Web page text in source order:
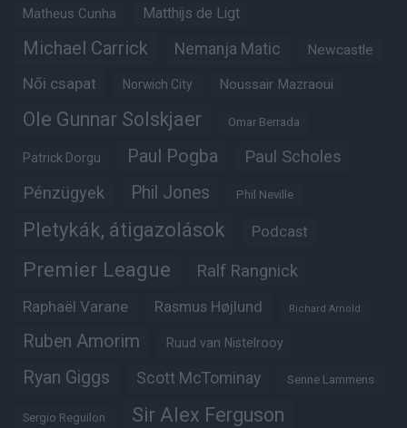
Matheus Cunha Matthijs de Ligt
Michael Carrick Nemanja Matic Newcastle
Női csapat Norwich City Noussair Mazraoui
Ole Gunnar Solskjaer Omar Berrada
Patrick Dorgu Paul Pogba Paul Scholes
Pénzügyek Phil Jones Phil Neville
Pletykák, átigazolások Podcast
Premier League Ralf Rangnick
Raphaël Varane Rasmus Højlund Richard Arnold
Ruben Amorim Ruud van Nistelrooy
Ryan Giggs Scott McTominay Senne Lammens
Sergio Reguilon Sir Alex Ferguson